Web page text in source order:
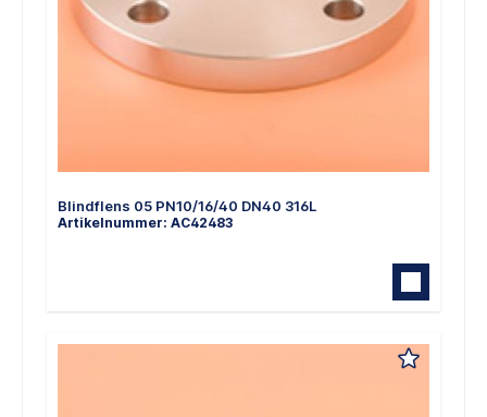
Blindflens 05 PN10/16/40 DN40 316L
Artikelnummer: AC42483